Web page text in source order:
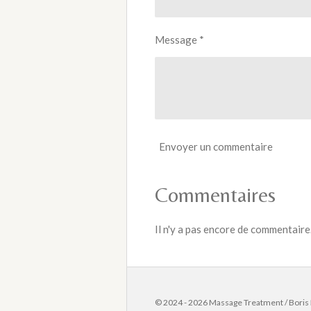
Message *
Envoyer un commentaire
Commentaires
Il n'y a pas encore de
© 2024 - 2026 Massage Treatment /